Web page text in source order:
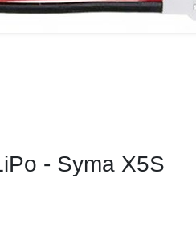
- Syma X5S